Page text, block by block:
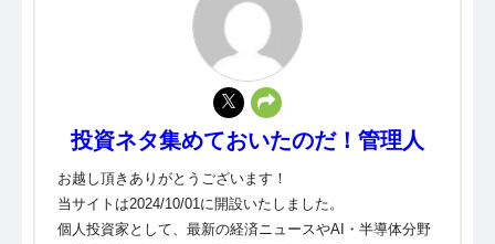
投資ネタ集めておいたのだ！管理人
お越し頂きありがとうございます！
当サイトは2024/10/01に開設いたしました。
個人投資家として、最新の経済ニュースやAI・半導体分野